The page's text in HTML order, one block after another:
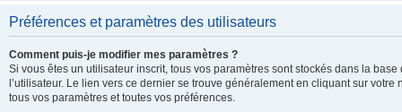
Préférences et paramètres des utilisateurs
Comment puis-je modifier mes paramètres ?
Si vous êtes un utilisateur inscrit, tous vos paramètres sont stockés dans la
l’utilisateur. Le lien vers ce dernier se trouve généralement en cliquant sur
tous vos paramètres et toutes vos préférences.